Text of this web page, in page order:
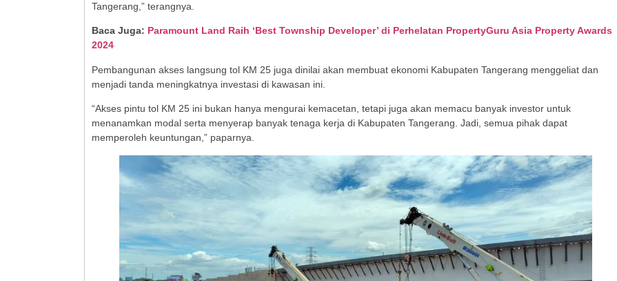
Tangerang,” terangnya.
Baca Juga: Paramount Land Raih ‘Best Township Developer’ di Perhelatan PropertyGuru Asia Property Awards
2024
Pembangunan akses langsung tol KM 25 juga dinilai akan membuat ekonomi Kabupaten Tangerang menggeliat dan
menjadi tanda meningkatnya investasi di kawasan ini.
“Akses pintu tol KM 25 ini bukan hanya mengurai kemacetan, tetapi juga akan memacu banyak investor untuk
menanamkan modal serta menyerap banyak tenaga kerja di Kabupaten Tangerang. Jadi, semua pihak dapat
memperoleh keuntungan,” paparnya.